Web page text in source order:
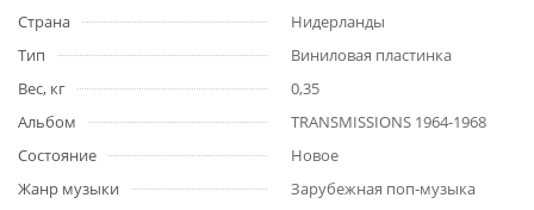
Страна
Нидерланды
Тип
Виниловая пластинка
Вес, кг
0,35
Альбом
TRANSMISSIONS 1964-1968
Состояние
Новое
Жанр музыки
Зарубежная поп-музыка